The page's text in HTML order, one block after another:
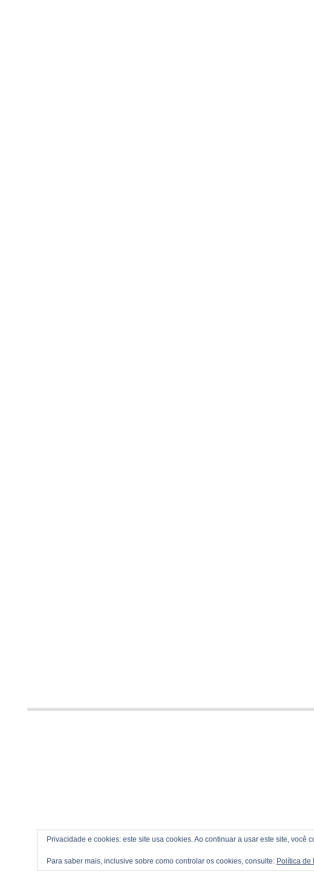
Privacidade e cookies: este site usa cookies. Ao continuar a usar este site, você
Para saber mais, inclusive sobre como controlar os cookies, consulte: Política de